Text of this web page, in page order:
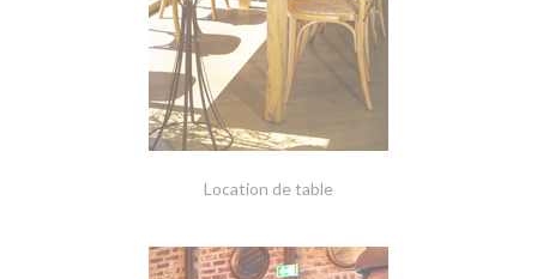
Location de table